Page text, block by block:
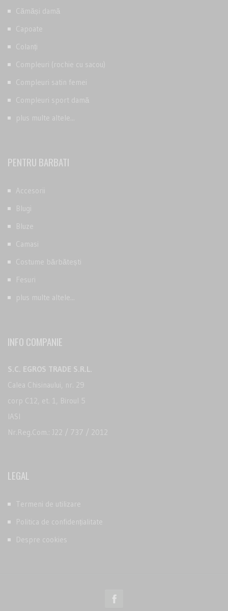
Cămăși damă
Capoate
Colanți
Compleuri (rochie cu sacou)
Compleuri satin femei
Compleuri sport damă
plus multe altele...
PENTRU BARBATI
Accesorii
Blugi
Bluze
Camasi
Costume bărbătești
Fesuri
plus multe altele...
INFO COMPANIE
S.C. EGROS TRADE S.R.L.
Calea Chisinaului, nr. 29
corp C12, et. 1, Biroul 5
IASI
Nr.Reg.Com.: J22 / 737 / 2012
LEGAL
Termeni de utilizare
Politica de confidențialitate
Despre cookies